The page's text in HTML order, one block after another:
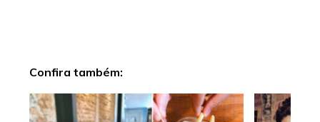
Confira também: